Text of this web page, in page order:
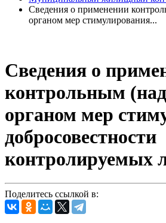
Сведения о применении
органом мер стимулирования...
Сведения о
контрольным
органом мер
добросовестности
контролируемых
Поделитесь ссылкой в: